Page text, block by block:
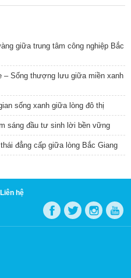
giữa trung tâm công nghiệp Bắc
– Sống thượng lưu giữa miền xanh
sống xanh giữa lòng đô thị
sáng đầu tư sinh lời bền vững
đẳng cấp giữa lòng Bắc Giang
Liên hệ